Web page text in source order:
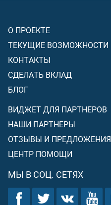
О ПРОЕКТЕ
ТЕКУЩИЕ ВОЗМОЖНОСТИ
КОНТАКТЫ
СДЕЛАТЬ ВКЛАД
БЛОГ
ВИДЖЕТ ДЛЯ ПАРТНЕРОВ
НАШИ ПАРТНЕРЫ
ОТЗЫВЫ И ПРЕДЛОЖЕНИЯ
ЦЕНТР ПОМОЩИ
МЫ В СОЦ. СЕТЯХ